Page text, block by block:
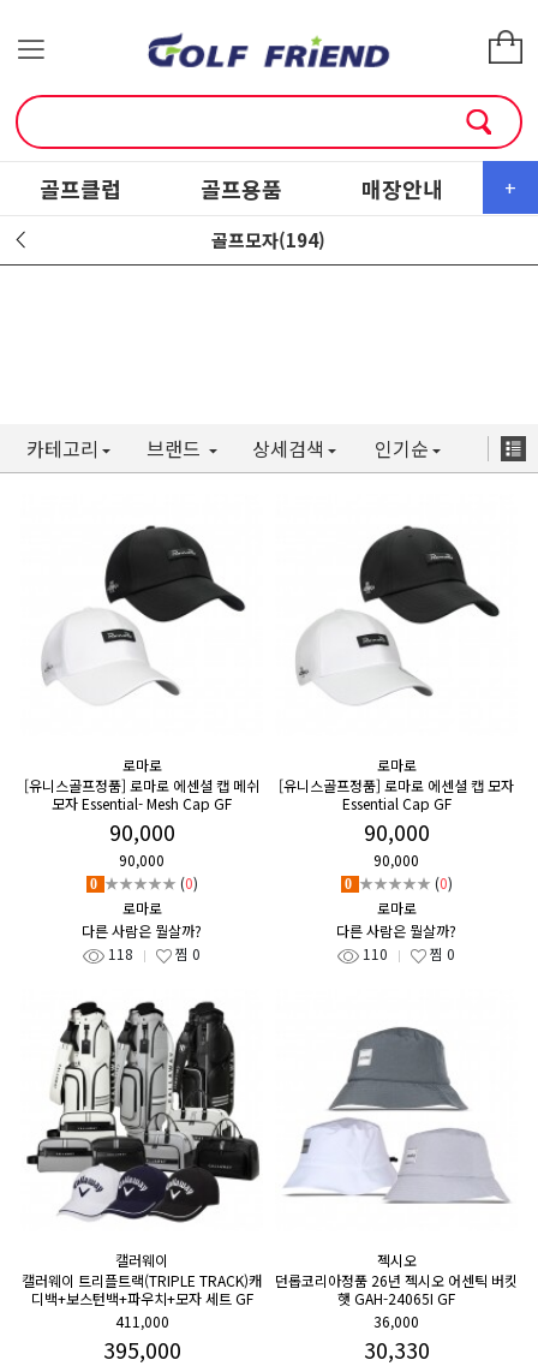
+
골프클럽 골프용품 매장안내 소
골프모자(194)
카테고리 브랜드 상세검색 인기순
로마로
[유니스골프정품] 로마로 에센셜 캡 메쉬
모자 Essential- Mesh Cap GF
90,000
90,000
0 ★★★★★ (0)
로마로
다른 사람은 뭘살까?
118
찜 0
로마로
[유니스골프정품] 로마로 에센셜 캡 모자
Essential Cap GF
90,000
90,000
0 ★★★★★ (0)
로마로
다른 사람은 뭘살까?
110
찜 0
캘러웨이
캘러웨이 트리플트랙(TRIPLE TRACK)캐
디백+보스턴백+파우치+모자 세트 GF
411,000
395,000
젝시오
던롭코리아정품 26년 젝시오 어센틱 버킷
햇 GAH-24065I GF
36,000
30,330